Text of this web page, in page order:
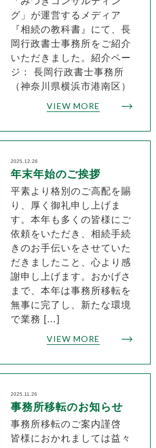
グ」が運営するメディア
『相続の教科書』にて、長
岡行政書士事務所をご紹介
いただきました。紹介ペー
ジ： 長岡行政書士事務所
（神奈川県横浜市港南区）
VIEW MORE
2025.12.26
年末年始のご挨拶
平素より格別のご高配を賜
り、厚く御礼申し上げま
す。本年も多くの皆様にご
依頼をいただき、相続手続
きのお手伝いをさせていた
だきましたこと、心より感
謝申し上げます。おかげさ
まで、本年は事務所移転を
無事に完了し、新たな環境
で業務 […]
VIEW MORE
2025.11.26
事務所移転のお知らせ
事務所移転のご案内謹啓
皆様におかれましては益々